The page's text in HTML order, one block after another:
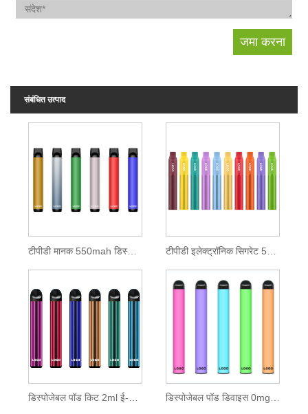
संबंधित उत्पाद
टीपीडी मानक 550mah डिस्पोजेबल पॉड किट
डिस्पोजेबल पॉड किट 2ml ई-तरल के 600 पफ डिस्पोजेबल पॉड डिवाइस 0mg Ipure E-liquid का निकोटीन